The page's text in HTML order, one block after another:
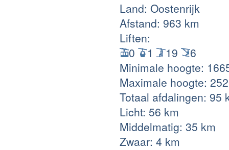
Land: Oostenrijk
Afstand: 963 km
Liften:
0
1 19
6
Minimale hoogte:
Maximale hoogte:
Totaal afdalingen: 95
Licht: 56 km
Middelmatig: 35 km
Zwaar: 4 km